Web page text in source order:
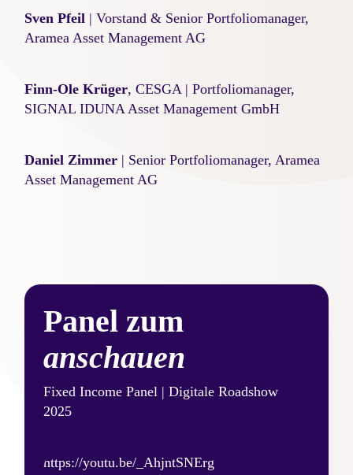
Sven Pfeil | Vorstand & Senior Portfoliomanager,
Aramea Asset Management AG
Finn-Ole Krüger, CESGA | Portfoliomanager,
SIGNAL IDUNA Asset Management GmbH
Daniel Zimmer | Senior Portfoliomanager, Aramea
Asset Management AG
Panel zum
anschauen
Fixed Income Panel | Digitale Roadshow
2025
https://youtu.be/_AhjntSNErg